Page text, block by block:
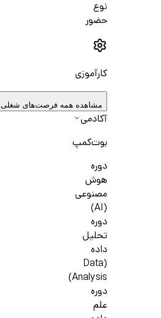
نوع
حضور
کارآموزی
مشاهده همه فرصت‌های شغلی
آکادمی
بوت‌کمپ
دوره
هوش
مصنوعی
(AI)
دوره
تحلیل
داده
(Data
Analysis)
دوره
علم